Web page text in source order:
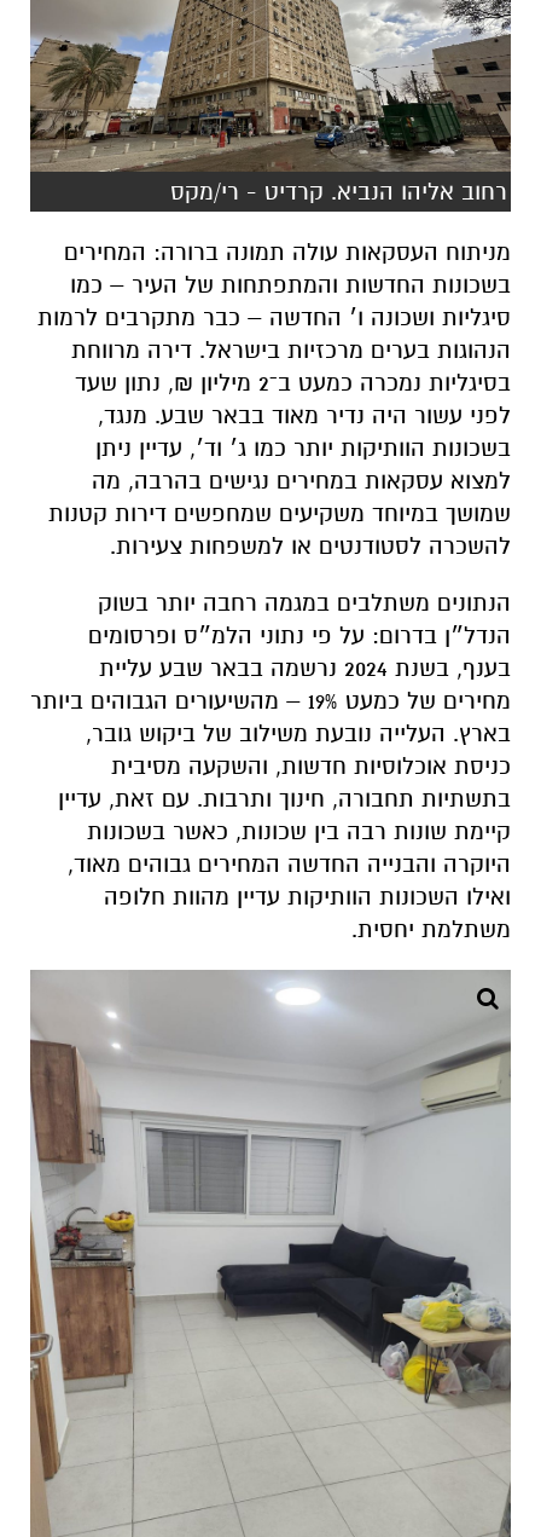
רחוב אליהו הנביא. קרדיט - רי/מקס
מניתוח העסקאות עולה תמונה ברורה: המחירים
בשכונות החדשות והמתפתחות של העיר – כמו
סיגליות ושכונה ו׳ החדשה – כבר מתקרבים לרמות
הנהוגות בערים מרכזיות בישראל. דירה מרווחת
בסיגליות נמכרה כמעט ב־2 מיליון ₪, נתון שעד
לפני עשור היה נדיר מאוד בבאר שבע. מנגד,
בשכונות הוותיקות יותר כמו ג׳ וד׳, עדיין ניתן
למצוא עסקאות במחירים נגישים בהרבה, מה
שמושך במיוחד משקיעים שמחפשים דירות קטנות
להשכרה לסטודנטים או למשפחות צעירות.
הנתונים משתלבים במגמה רחבה יותר בשוק
הנדל״ן בדרום: על פי נתוני הלמ״ס ופרסומים
בענף, בשנת 2024 נרשמה בבאר שבע עליית
מחירים של כמעט 19% – מהשיעורים הגבוהים ביותר
בארץ. העלייה נובעת משילוב של ביקוש גובר,
כניסת אוכלוסיות חדשות, והשקעה מסיבית
בתשתיות תחבורה, חינוך ותרבות. עם זאת, עדיין
קיימת שונות רבה בין שכונות, כאשר בשכונות
היוקרה והבנייה החדשה המחירים גבוהים מאוד,
ואילו השכונות הוותיקות עדיין מהוות חלופה
משתלמת יחסית.